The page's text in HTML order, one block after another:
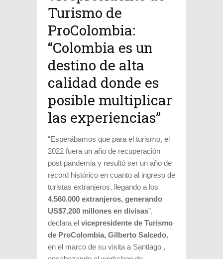
Turismo de
ProColombia:
“Colombia es un
destino de alta
calidad donde es
posible multiplicar
las experiencias”
“Esperábamos que para el turismo, el
2022 fuera un año de recuperación
post pandemia y resultó ser un año de
record histórico en cuanto al ingreso de
turistas extranjeros, llegando a los
4.560.000 extranjeros, generando
US$7.200 millones en divisas”,
declara el vicepresidente de Turismo
de ProColombia, Gilberto Salcedo,
en el marco de su visita a Santiago ,